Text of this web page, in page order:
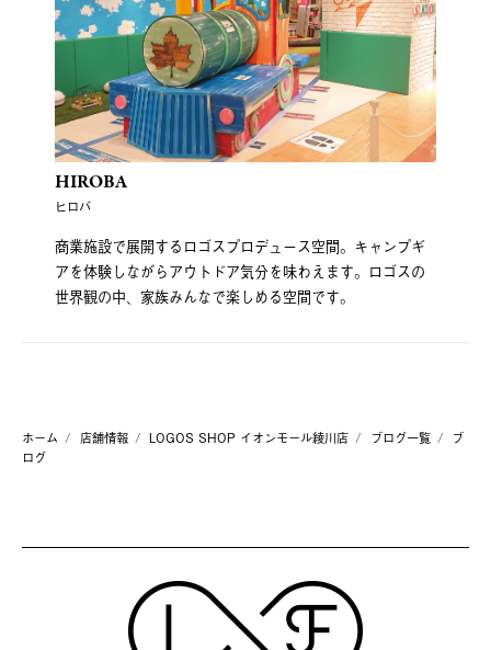
HIROBA
ヒロバ
商業施設で展開するロゴスプロデュース空間。キャンプギ
アを体験しながらアウトドア気分を味わえます。ロゴスの
世界観の中、家族みんなで楽しめる空間です。
ホーム 店舗情報 LOGOS SHOP イオンモール綾川店 ブログ一覧
ブ
ログ